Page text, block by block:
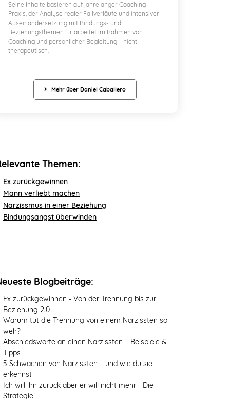
Seine Inhalte basieren auf jahrelanger Coaching-
Praxis, der Analyse realer Fallverläufe und intensiver
Auseinandersetzung mit Bindungs- und
Beziehungsthemen. Er arbeitet im Rahmen von
Coaching und persönlicher Begleitung – nicht
therapeutisch.
Mehr über Daniel Caballero
Themen:
Ex zurückgewinnen
Mann verliebt machen
Narzissmus in einer Beziehung
Bindungsangst überwinden
Blogbeiträge:
Ex zurückgewinnen - Von der Trennung bis zur
Beziehung 2.0
Warum tut die Trennung von einem Narzissten so
weh?
Abschiedsworte an einen Narzissten – Beispiele &
Tipps
5 Schwächen von Narzissten – und wie du sie
erkennst
Ich will ihn zurück aber er will nicht mehr - Die
Strategie